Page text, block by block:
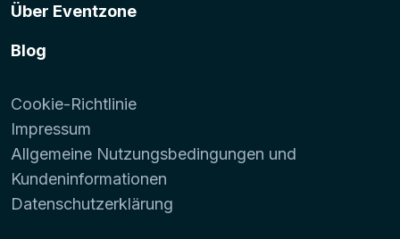
Über Eventzone
Blog
Cookie-Richtlinie
Impressum
Allgemeine Nutzungsbedingungen und
Kundeninformationen
Datenschutzerklärung